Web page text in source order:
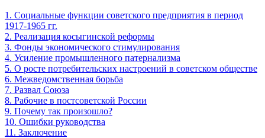
1. Социальные функции советского предприятия в период
1917-1965 гг.
2. Реализация косыгинской реформы
3. Фонды экономического стимулирования
4. Усиление промышленного патернализма
5. О росте потребительских настроений в советском обществе
6. Межведомственная борьба
7. Развал Союза
8. Рабочие в постсоветской России
9. Почему так произошло?
10. Ошибки руководства
11. Заключение